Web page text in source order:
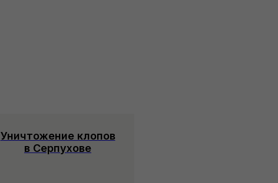
Уничтожение клопов
в Серпухове